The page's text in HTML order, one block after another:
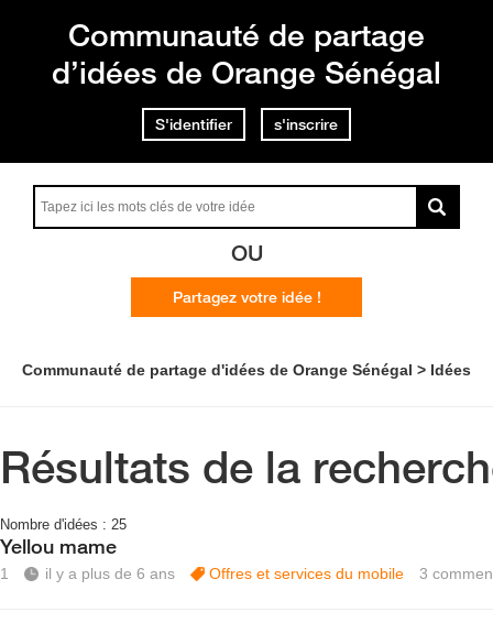
Communauté de partage
d’idées de Orange Sénégal
S'identifier s'inscrire
OU
Partagez votre idée !
Communauté de partage d'idées de Orange Sénégal Idées
Résultats de la
Nombre d'idées : 25
Yellou mame
1 il y a plus de 6 ans Offres et services du mobile 3